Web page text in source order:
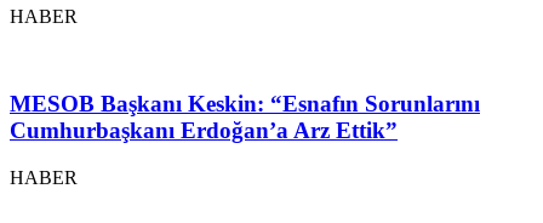
HABER
MESOB Başkanı Keskin: “Esnafın Sorunlarını
Cumhurbaşkanı Erdoğan’a Arz Ettik”
HABER